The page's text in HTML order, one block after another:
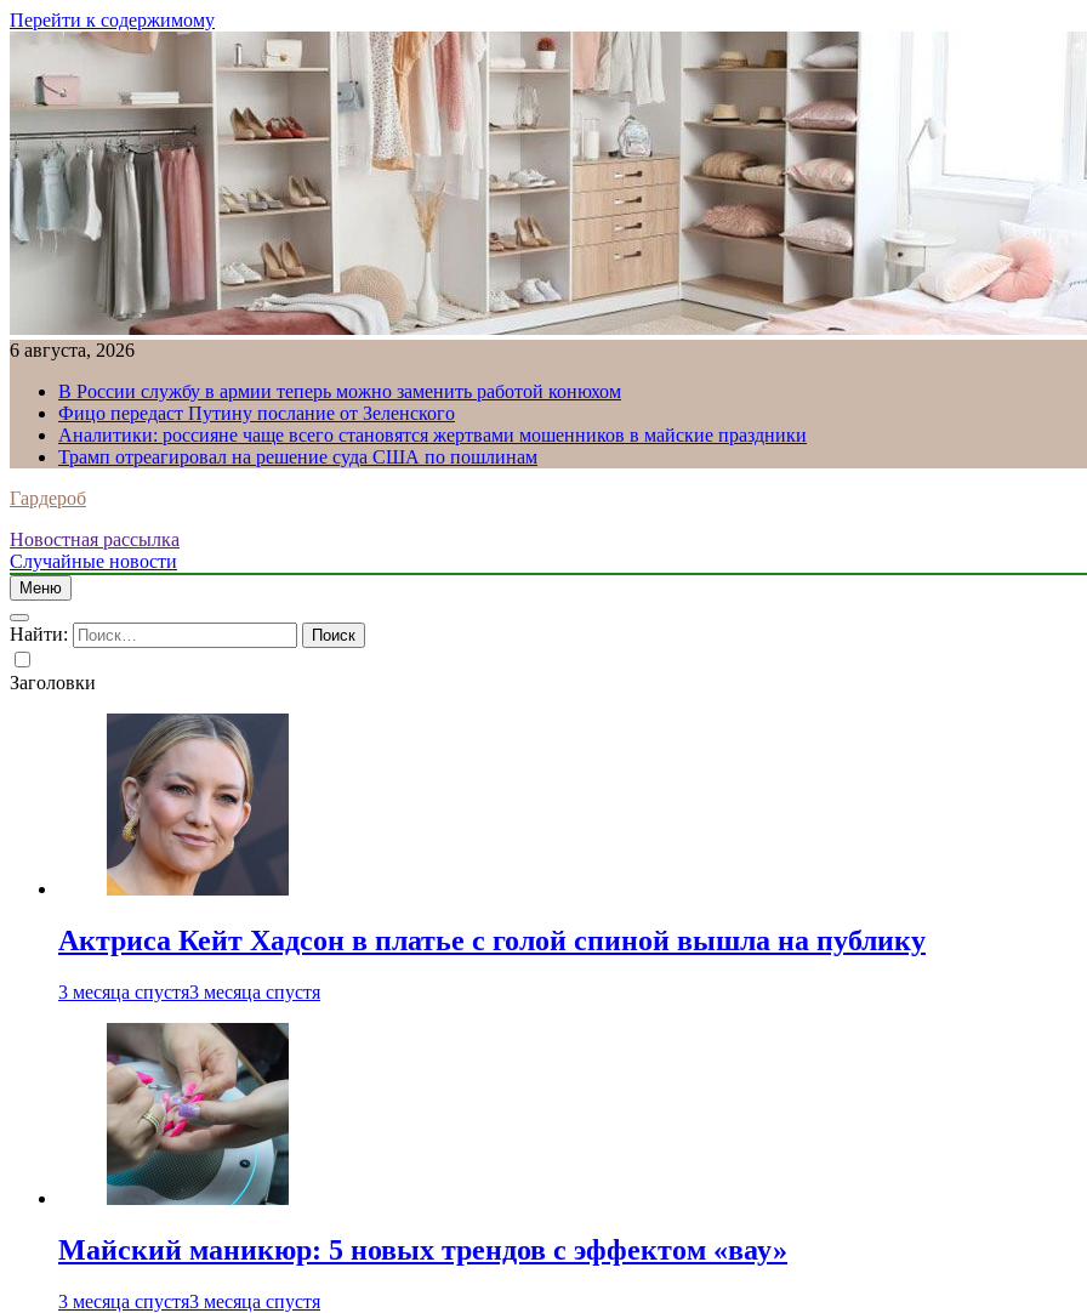
Перейти к содержимому
6 августа, 2026
В России службу в армии теперь можно заменить работой конюхом
Фицо передаст Путину послание от Зеленского
Аналитики: россияне чаще всего становятся жертвами мошенников в майские праздники
Трамп отреагировал на решение суда США по пошлинам
Гардероб
Новостная рассылка
Случайные новости
Меню
Найти:
Заголовки
Актриса Кейт Хадсон в платье с голой спиной вышла на публику
3 месяца спустя3 месяца спустя
Майский маникюр: 5 новых трендов с эффектом «вау»
3 месяца спустя3 месяца спустя